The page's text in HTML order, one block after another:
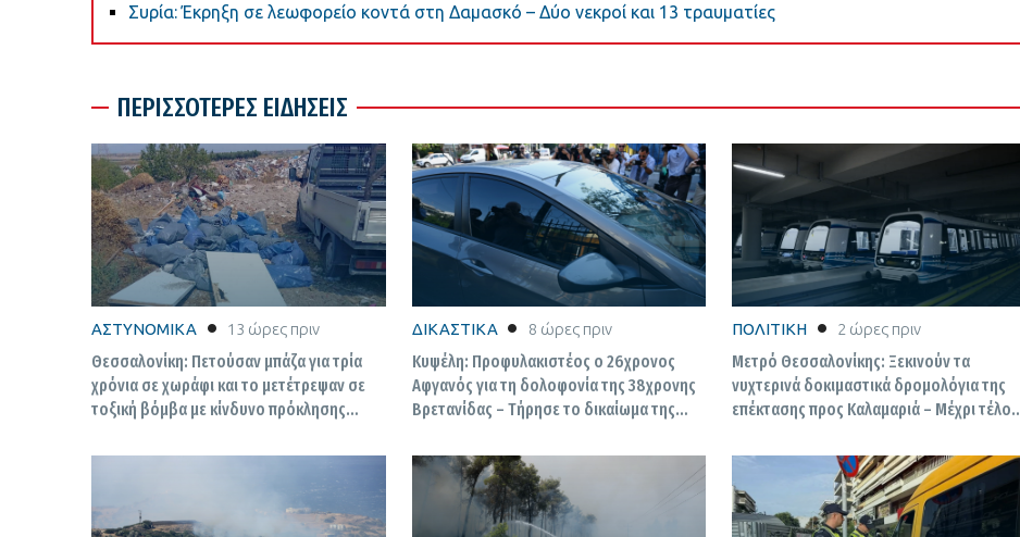
Συρία: Έκρηξη σε λεωφορείο κοντά στη Δαμασκό – Δύο νεκροί και 13 τραυματίες
ΠΕΡΙΣΣΟΤΕΡΕΣ ΕΙΔΗΣΕΙΣ
ΑΣΤΥΝΟΜΙΚΑ 13 ώρες πριν
Θεσσαλονίκη: Πετούσαν μπάζα για τρία
χρόνια σε χωράφι και το μετέτρεψαν σε
τοξική βόμβα με κίνδυνο πρόκλησης
ΔΙΚΑΣΤΙΚΑ 8 ώρες πριν
Κυψέλη: Προφυλακιστέος ο 26χρονος
Αφγανός για τη δολοφονία της 38χρονης
Βρετανίδας – Τήρησε το δικαίωμα της
ΠΟΛΙΤΙΚΗ 2 ώρες πριν
Μετρό Θεσσαλονίκης: Ξεκινούν τα
νυχτερινά δοκιμαστικά δρομολόγια της
επέκτασης προς Καλαμαριά – Μέχρι τέλος